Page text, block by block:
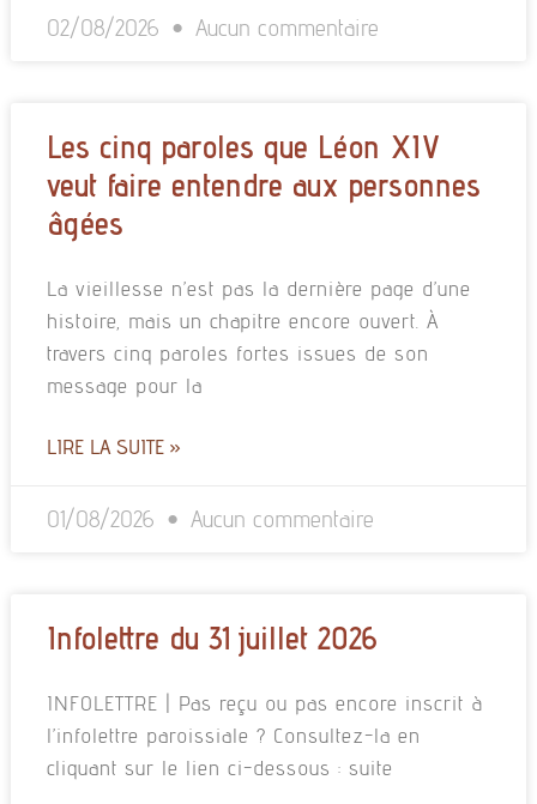
02/08/2026 Aucun commentaire
Les cinq paroles que Léon XIV
veut faire entendre aux personnes
âgées
La vieillesse n’est pas la dernière page d’une
histoire, mais un chapitre encore ouvert. À
travers cinq paroles fortes issues de son
message pour la
LIRE LA SUITE »
01/08/2026 Aucun commentaire
Infolettre du 31 juillet 2026
INFOLETTRE | Pas reçu ou pas encore inscrit à
l’infolettre paroissiale ? Consultez-la en
cliquant sur le lien ci-dessous : suite